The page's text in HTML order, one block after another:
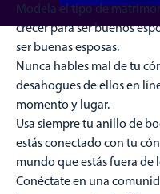
Modela el tipo de
crecer para ser buenos
ser buenas esposas.
Nunca hables mal de tu
desahogues de ellos en
momento y lugar.
Usa siempre tu anillo de
estás conectado con tu
mundo que estás fuera de
Conéctate en una